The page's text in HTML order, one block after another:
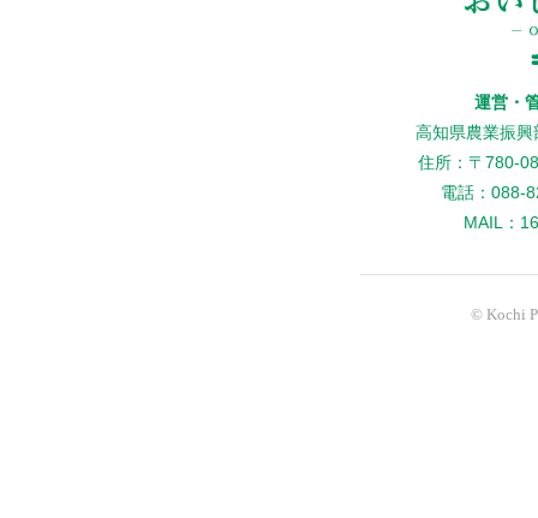
運営・
高知県農業振
住所：〒780-
電話：088-
MAIL：
© Kochi